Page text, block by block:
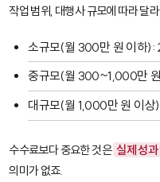
작업 범위, 대행사 규모에 따라 달
소규모(월 300만 원 이하
중규모(월 300~1,000만
대규모(월 1,000만 원 이
수수료보다 중요한 것은 실제 성과
의미가 없죠.